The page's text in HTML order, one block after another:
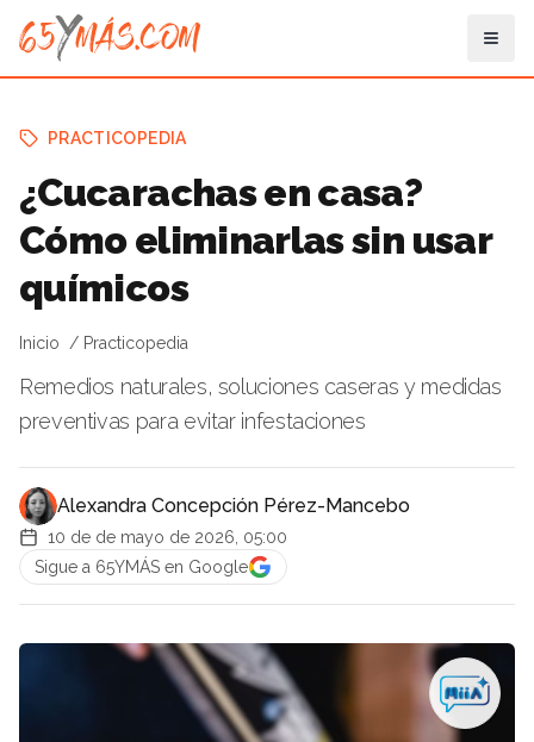
PRACTICOPEDIA
¿Cucarachas en casa?
Cómo eliminarlas sin usar
químicos
Inicio Practicopedia
Remedios naturales, soluciones caseras y medidas
preventivas para evitar infestaciones
Alexandra Concepción Pérez-Mancebo
10 de de mayo de 2026, 05:00
Sigue a 65YMÁS en Google